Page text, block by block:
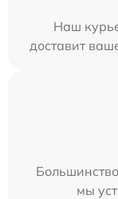
Наш
доставит
мы